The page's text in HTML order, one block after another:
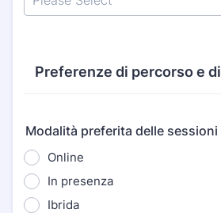
Preferenze di percorso e
Modalità preferita delle sessioni
Online
In presenza
Ibrida